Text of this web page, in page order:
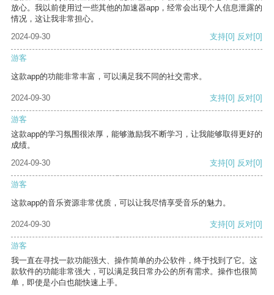
放心。我以前使用过一些其他的加速器app，经常会出现个人信息泄露的
情况，这让我非常担心。
2024-09-30
支持[0] 反对[0]
游客
这款app的功能非常丰富，可以满足我不同的社交需求。
2024-09-30 支持[0] 反对[0]
游客
这款app的学习氛围很浓厚，能够激励我不断学习，让我能够取得更好的
成绩。
2024-09-30
支持[0] 反对[0]
游客
这款app的音乐资源非常优质，可以让我尽情享受音乐的魅力。
2024-09-30 支持[0] 反对[0]
游客
我一直在寻找一款功能强大、操作简单的办公软件，终于找到了它。这
款软件的功能非常强大，可以满足我日常办公的所有需求。操作也很简
单，即使是小白也能快速上手。